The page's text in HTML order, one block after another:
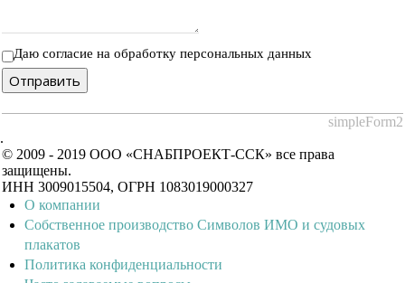
Даю согласие на обработку персональных данных
Отправить
simpleForm2
.
© 2009 - 2019 ООО «СНАБПРОЕКТ-ССК» все права
защищены.
ИНН 3009015504, ОГРН 1083019000327
О компании
Собственное производство Символов ИМО и судовых
плакатов
Политика конфиденциальности